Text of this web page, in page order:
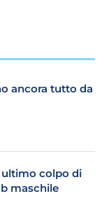
ancora tutto da
ultimo colpo di
maschile